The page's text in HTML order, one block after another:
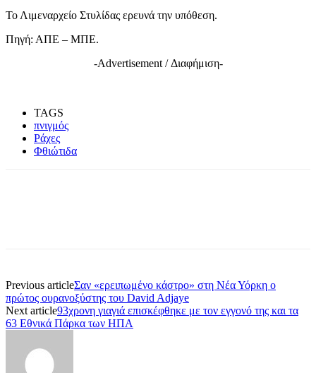
Το Λιμεναρχείο Στυλίδας ερευνά την υπόθεση.
Πηγή: ΑΠΕ – ΜΠΕ.
-Advertisement / Διαφήμιση-
TAGS
πνιγμός
Ράχες
Φθιώτιδα
Previous articleΣαν «ερειπωμένο κάστρο» στη Νέα Υόρκη ο
πρώτος ουρανοξύστης του David Adjaye
Next article93χρονη γιαγιά επισκέφθηκε με τον εγγονό της και τα
63 Εθνικά Πάρκα των ΗΠΑ